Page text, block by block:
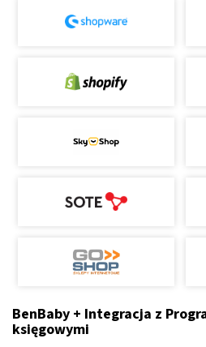
BenBaby + Integracja z
księgowymi